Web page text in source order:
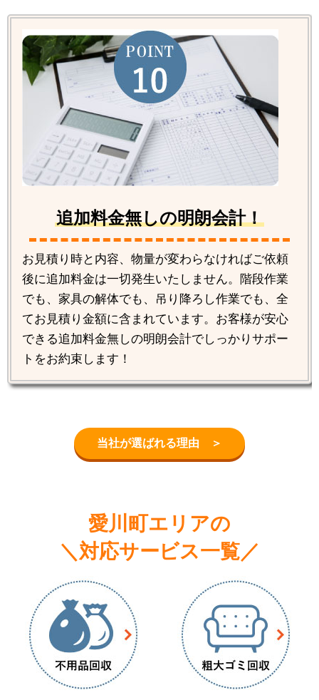
追加料金無しの明朗会計！
お見積り時と内容、物量が変わらなければご依頼
後に追加料金は一切発生いたしません。階段作業
でも、家具の解体でも、吊り降ろし作業でも、全
てお見積り金額に含まれています。お客様が安心
できる追加料金無しの明朗会計でしっかりサポー
トをお約束します！
当社が選ばれる理由 ＞
愛川町エリアの
＼対応サービス一覧／